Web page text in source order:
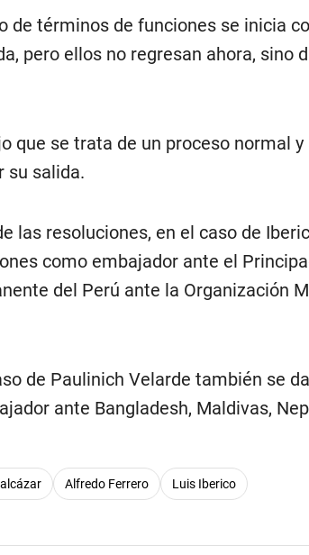
de términos de funciones se inicia
pero ellos no regresan ahora, sino
que se trata de un proceso normal
su salida.
las resoluciones, en el caso de
como embajador ante el
del Perú ante la Organización
de Paulinich Velarde también se
ante Bangladesh, Maldivas,
Alfredo Ferrero Luis Iberico